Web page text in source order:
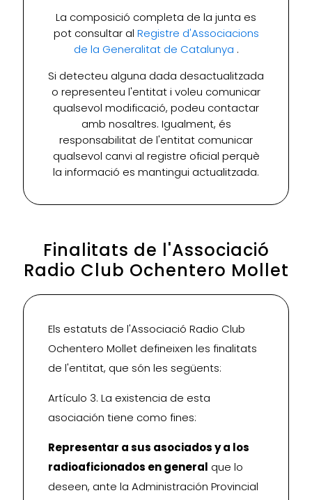
La composició completa de la junta es
pot consultar al Registre d'Associacions
de la Generalitat de Catalunya .
Si detecteu alguna dada desactualitzada
o representeu l'entitat i voleu comunicar
qualsevol modificació, podeu contactar
amb nosaltres. Igualment, és
responsabilitat de l'entitat comunicar
qualsevol canvi al registre oficial perquè
la informació es mantingui actualitzada.
Finalitats de l'Associació
Radio Club Ochentero Mollet
Els estatuts de l'Associació Radio Club
Ochentero Mollet defineixen les finalitats
de l'entitat, que són les següents:
Artículo 3. La existencia de esta
asociación tiene como fines:
Representar a sus asociados y a los
radioaficionados en general que lo
deseen, ante la Administración Provincial